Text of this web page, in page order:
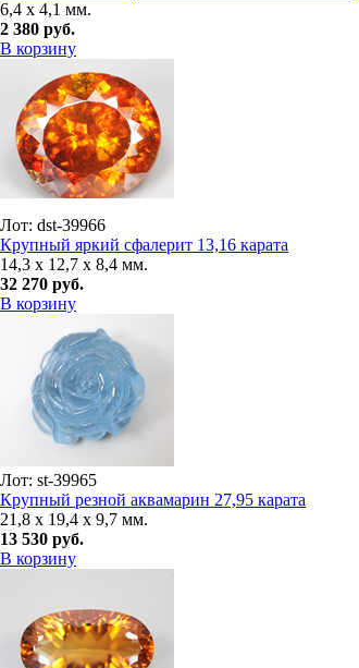
6,4 x 4,1 мм.
2 380 руб.
В корзину
Лот: dst-39966
Крупный яркий сфалерит 13,16 карата
14,3 x 12,7 x 8,4 мм.
32 270 руб.
В корзину
Лот: st-39965
Крупный резной аквамарин 27,95 карата
21,8 x 19,4 x 9,7 мм.
13 530 руб.
В корзину